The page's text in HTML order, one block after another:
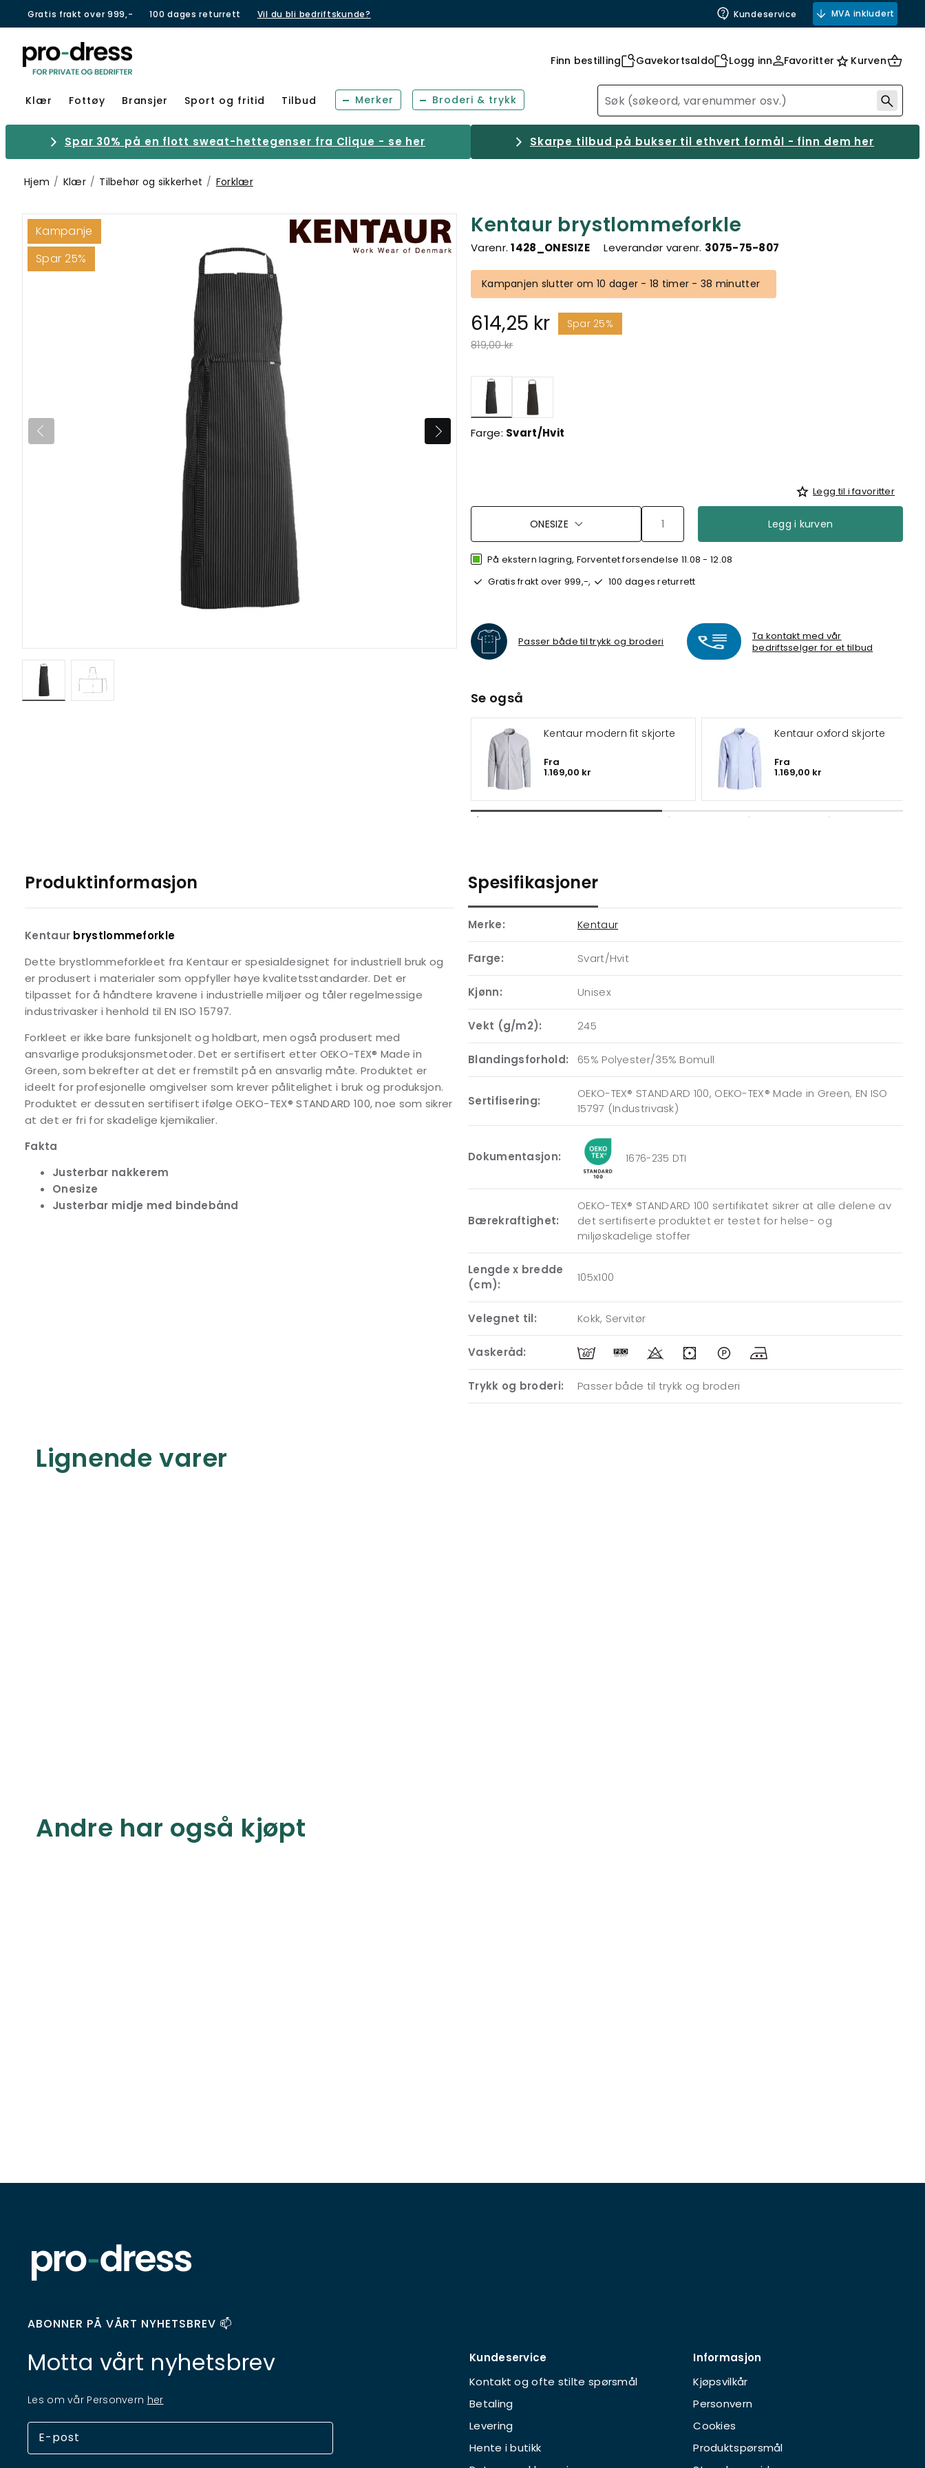
Gratis frakt over 999,- 100 dages returrett Vil du bli bedriftskunde? Kundeservice MVA inkludert
Finn bestilling Gavekortsaldo Logg inn Favoritter Kurven
Klær Fottøy Bransjer Sport og fritid Tilbud Merker Broderi & trykk
Spar 30% på en flott sweat-hettegenser fra Clique - se her Skarpe tilbud på bukser til ethvert formål - finn dem her
Hjem Klær Tilbehør og sikkerhet Forklær
Kampanje
Spar 25%
Kentaur brystlommeforkle
Varenr.1428_ONESIZE Leverandør varenr. 3075-75-807
Kampanjen slutter om 10 dager - 18 timer - 38 minutter
614,25 kr
Spar 25%
Pris redusert fra
819,00 krtil
valgte
Farge: Svart/Hvit
Legg til i favoritter
ONESIZE Legg i kurven
På ekstern lagring, Forventet forsendelse 11.08 - 12.08
Gratis frakt over 999,-,
100 dages returrett
Passer både til trykk og broderi
Ta kontakt med vår
bedriftsselger for et tilbud
Se også
Kentaur modern fit skjorte
Fra
1.169,00 kr
Kentaur oxford skjorte
Fra
1.169,00 kr
Produktinformasjon
Kentaur brystlommeforkle
Dette brystlommeforkleet fra Kentaur er spesialdesignet for industriell bruk og
er produsert i materialer som oppfyller høye kvalitetsstandarder. Det er
tilpasset for å håndtere kravene i industrielle miljøer og tåler regelmessige
industrivasker i henhold til EN ISO 15797.
Forkleet er ikke bare funksjonelt og holdbart, men også produsert med
ansvarlige produksjonsmetoder. Det er sertifisert etter OEKO-TEX® Made in
Green, som bekrefter at det er fremstilt på en ansvarlig måte. Produktet er
ideelt for profesjonelle omgivelser som krever pålitelighet i bruk og produksjon.
Produktet er dessuten sertifisert ifølge OEKO-TEX® STANDARD 100, noe som sikrer
at det er fri for skadelige kjemikalier.
Fakta
Justerbar nakkerem
Onesize
Justerbar midje med bindebånd
Spesifikasjoner
Merke: Kentaur
Farge: Svart/Hvit
Kjønn: Unisex
Vekt (g/m2): 245
Blandingsforhold: 65% Polyester/35% Bomull
Sertifisering:
OEKO-TEX® STANDARD 100, OEKO-TEX® Made in Green, EN ISO
15797 (Industrivask)
Dokumentasjon: 1676-235 DTI
Bærekraftighet:
OEKO-TEX® STANDARD 100 sertifikatet sikrer at alle delene av
det sertifiserte produktet er testet for helse- og
miljøskadelige stoffer
Lengde x bredde
(cm):
105x100
Velegnet til: Kokk, Servitør
Vaskeråd:
Trykk og broderi: Passer både til trykk og broderi
Lignende varer
Andre har også kjøpt
ABONNER PÅ VÅRT NYHETSBREV 📫
Motta vårt nyhetsbrev
Les om vår Personvern her
Kundeservice
Kontakt og ofte stilte spørsmål
Betaling
Levering
Hente i butikk
Informasjon
Kjøpsvilkår
Personvern
Cookies
Produktspørsmål